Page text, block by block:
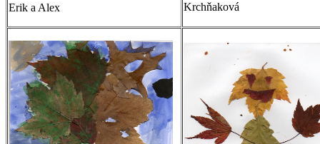
Erik a Alex Krchňaková